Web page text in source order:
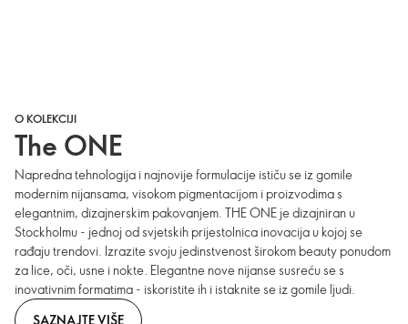
O KOLEKCIJI
The ONE
Napredna tehnologija i najnovije formulacije ističu se iz gomile
modernim nijansama, visokom pigmentacijom i proizvodima s
elegantnim, dizajnerskim pakovanjem. THE ONE je dizajniran u
Stockholmu - jednoj od svjetskih prijestolnica inovacija u kojoj se
rađaju trendovi. Izrazite svoju jedinstvenost širokom beauty ponudom
za lice, oči, usne i nokte. Elegantne nove nijanse susreću se s
inovativnim formatima - iskoristite ih i istaknite se iz gomile ljudi.
SAZNAJTE VIŠE